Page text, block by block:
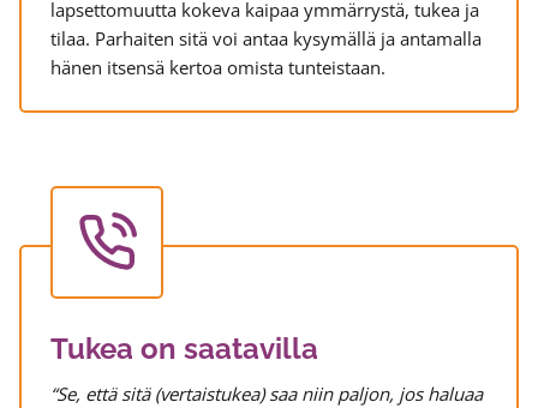
lapsettomuutta kokeva kaipaa ymmärrystä, tukea ja
tilaa. Parhaiten sitä voi antaa kysymällä ja antamalla
hänen itsensä kertoa omista tunteistaan.
Tukea on saatavilla
“Se, että sitä (vertaistukea) saa niin paljon, jos haluaa